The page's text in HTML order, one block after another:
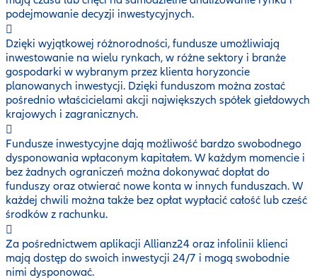
podejmowanie decyzji inwestycyjnych.
Dzięki wyjątkowej różnorodności, fundusze umożliwiają
inwestowanie na wielu rynkach, w różne sektory i branże
gospodarki w wybranym przez klienta horyzoncie
planowanych inwestycji. Dzięki funduszom można zostać
pośrednio właścicielami akcji największych spółek giełdowych
krajowych i zagranicznych.
Fundusze inwestycyjne dają możliwość bardzo swobodnego
dysponowania wpłaconym kapitałem. W każdym momencie i
bez żadnych ograniczeń można dokonywać dopłat do
funduszy oraz otwierać nowe konta w innych funduszach. W
każdej chwili można także bez opłat wypłacić całość lub cześć
środków z rachunku.
Za pośrednictwem aplikacji Allianz24 oraz infolinii klienci
mają dostęp do swoich inwestycji 24/7 i mogą swobodnie
nimi dysponować.